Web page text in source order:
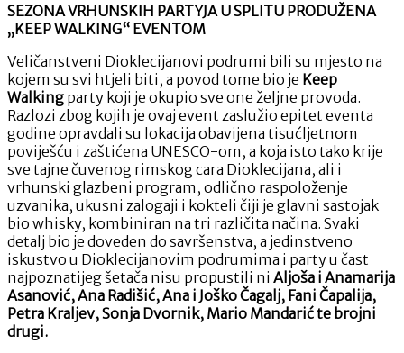
svijetu
došetao
je
u
veličanstvene
Dioklecijanove
podrume
SEZONA VRHUNSKIH PARTYJA U SPLITU PRODUŽENA
„KEEP WALKING“ EVENTOM
Veličanstveni Dioklecijanovi podrumi bili su mjesto na
kojem su svi htjeli biti, a povod tome bio je Keep
Walking party koji je okupio sve one željne provoda.
Razlozi zbog kojih je ovaj event zaslužio epitet eventa
godine opravdali su lokacija obavijena tisućljetnom
poviješću i zaštićena UNESCO-om, a koja isto tako krije
sve tajne čuvenog rimskog cara Dioklecijana, ali i
vrhunski glazbeni program, odlično raspoloženje
uzvanika, ukusni zalogaji i kokteli čiji je glavni sastojak
bio whisky, kombiniran na tri različita načina. Svaki
detalj bio je doveden do savršenstva, a jedinstveno
iskustvo u Dioklecijanovim podrumima i party u čast
najpoznatijeg šetača nisu propustili ni Aljoša i Anamarija
Asanović, Ana Radišić, Ana i Joško Čagalj, Fani Čapalija,
Petra Kraljev, Sonja Dvornik, Mario Mandarić te brojni
drugi.